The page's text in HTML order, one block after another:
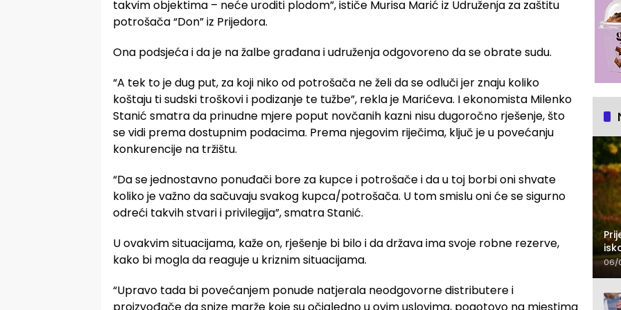
takvim objektima – neće uroditi plodom”, ističe Murisa Marić iz Udruženja za zaštitu
potrošača “Don” iz Prijedora.
Ona podsjeća i da je na žalbe građana i udruženja odgovoreno da se obrate sudu.
“A tek to je dug put, za koji niko od potrošača ne želi da se odluči jer znaju koliko
koštaju ti sudski troškovi i podizanje te tužbe”, rekla je Marićeva. I ekonomista Milenko
Stanić smatra da prinudne mjere poput novčanih kazni nisu dugoročno rješenje, što
se vidi prema dostupnim podacima. Prema njegovim riječima, ključ je u povećanju
konkurencije na tržištu.
“Da se jednostavno ponuđači bore za kupce i potrošače i da u toj borbi oni shvate
koliko je važno da sačuvaju svakog kupca/potrošača. U tom smislu oni će se sigurno
odreći takvih stvari i privilegija”, smatra Stanić.
U ovakvim situacijama, kaže on, rješenje bi bilo i da država ima svoje robne rezerve,
kako bi mogla da reaguje u kriznim situacijama.
“Upravo tada bi povećanjem ponude natjerala neodgovorne distributere i
06/